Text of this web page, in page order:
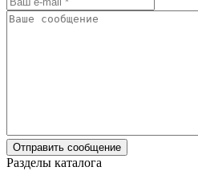
Разделы каталога